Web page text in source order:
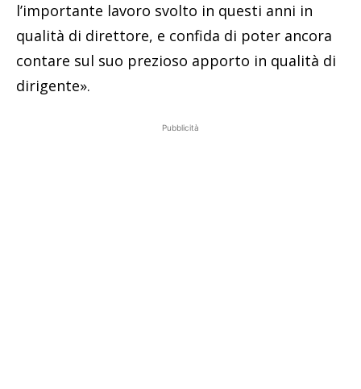
l’importante lavoro svolto in questi anni in
qualità di direttore, e confida di poter ancora
contare sul suo prezioso apporto in qualità di
dirigente».
Pubblicità